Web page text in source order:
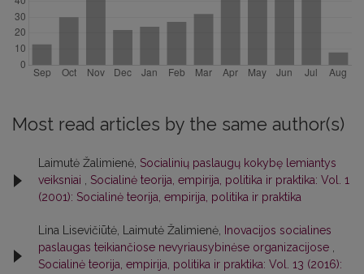
Most read articles by the same author(s)
Laimutė Žalimienė, Socialinių paslaugų kokybę lemiantys
veiksniai
Socialinė teorija, empirija, politika ir praktika: Vol. 1
(2001): Socialinė teorija, empirija, politika ir praktika
Lina Lisevičiūtė, Laimutė Žalimienė,
Inovacijos socialines
paslaugas teikiančiose nevyriausybinėse organizacijose
Socialinė teorija, empirija, politika ir praktika: Vol. 13 (2016):